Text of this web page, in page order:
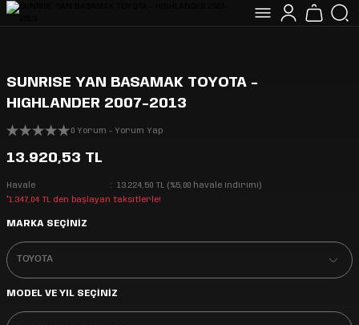
SUNRISE YAN BASAMAK TOYOTA -
HIGHLANDER 2007-2013
0 Yorum - Yorum Yap
13.920,53 TL
Havale
13.224,50 TL (%5,00 havale indirimi)
*1.347,04 TL den başlayan taksitlerle!
MARKA SEÇİNİZ
MODEL VE YIL SEÇİNİZ